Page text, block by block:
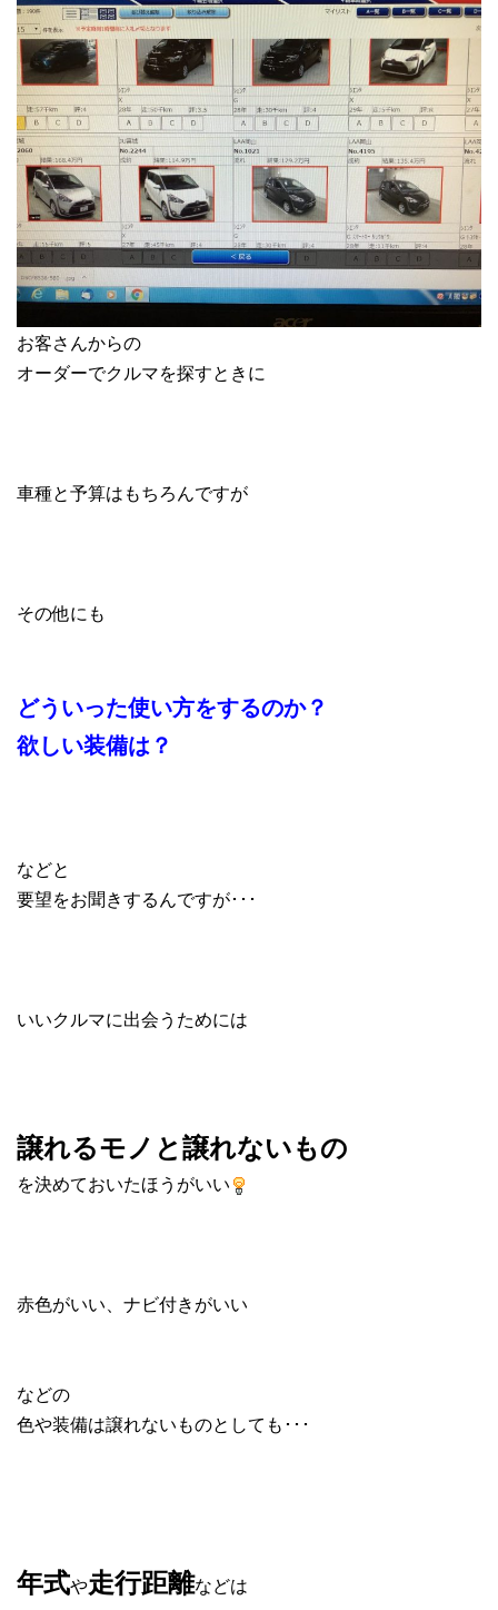
お客さんからの
オーダーでクルマを探すときに
車種と予算はもちろんですが
その他にも
どういった使い方をするのか？
欲しい装備は？
などと
要望をお聞きするんですが･･･
いいクルマに出会うためには
譲れるモノと譲れないもの
を決めておいたほうがいい
赤色がいい、ナビ付きがいい
などの
色や装備は譲れないものとしても･･･
年式や走行距離などは